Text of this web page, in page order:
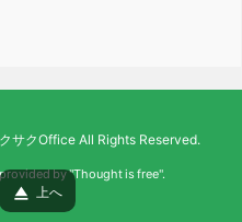
サクOffice All Rights Reserved.
by "Thought is free".
 上へ